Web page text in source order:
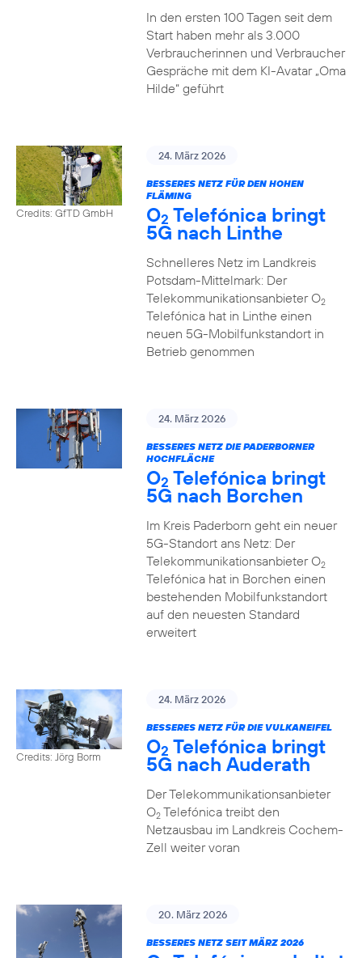
In den ersten 100 Tagen seit dem
Start haben mehr als 3.000
Verbraucherinnen und Verbraucher
Gespräche mit dem KI-Avatar „Oma
Hilde“ geführt
Credits: GfTD GmbH
24. März 2026
BESSERES NETZ FÜR DEN HOHEN
FLÄMING
O2 Telefónica bringt
5G nach Linthe
Schnelleres Netz im Landkreis
Potsdam-Mittelmark: Der
Telekommunikationsanbieter O2
Telefónica hat in Linthe einen
neuen 5G-Mobilfunkstandort in
Betrieb genommen
24. März 2026
BESSERES NETZ DIE PADERBORNER
HOCHFLÄCHE
O2 Telefónica bringt
5G nach Borchen
Im Kreis Paderborn geht ein neuer
5G-Standort ans Netz: Der
Telekommunikationsanbieter O2
Telefónica hat in Borchen einen
bestehenden Mobilfunkstandort
auf den neuesten Standard
erweitert
Credits: Jörg Borm
24. März 2026
BESSERES NETZ FÜR DIE VULKANEIFEL
O2 Telefónica bringt
5G nach Auderath
Der Telekommunikationsanbieter
O2Telefónica treibt den
Netzausbau im Landkreis Cochem-
Zell weiter voran
20. März 2026
BESSERES NETZ SEIT MÄRZ 2026